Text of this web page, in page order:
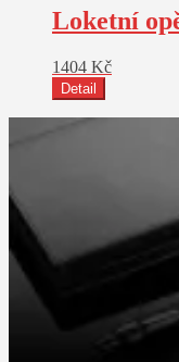
Loketní
1404 Kč
Detail